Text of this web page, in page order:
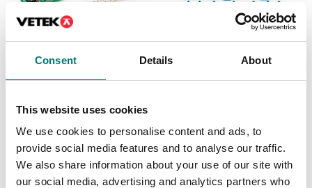
Consent Details About
This website uses cookies
We use cookies to personalise content and ads, to
provide social media features and to analyse our traffic.
We also share information about your use of our site with
our social media, advertising and analytics partners who
Artikelnr: KIB-A02
2 410 kr
Pris från: 3 999 kr